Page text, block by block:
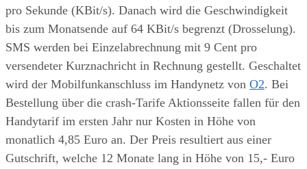
pro Sekunde (KBit/s). Danach wird die Geschwindigkeit
bis zum Monatsende auf 64 KBit/s begrenzt (Drosselung).
SMS werden bei Einzelabrechnung mit 9 Cent pro
versendeter Kurznachricht in Rechnung gestellt. Geschaltet
wird der Mobilfunkanschluss im Handynetz von O2. Bei
Bestellung über die crash-Tarife Aktionsseite fallen für den
Handytarif im ersten Jahr nur Kosten in Höhe von
monatlich 4,85 Euro an. Der Preis resultiert aus einer
Gutschrift, welche 12 Monate lang in Höhe von 15,- Euro